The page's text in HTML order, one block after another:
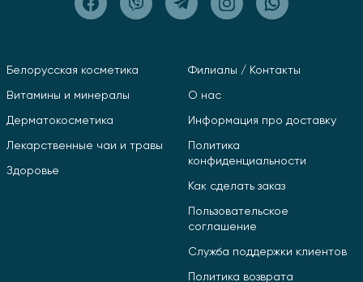
Белорусская косметика
Витамины и минералы
Дерматокосметика
Лекарственные чаи и травы
Здоровье
Филиалы / Контакты
О нас
Информация про доставку
Политика
конфиденциальности
Как сделать заказ
Пользовательское
соглашение
Служба поддержки клиентов
Политика возврата